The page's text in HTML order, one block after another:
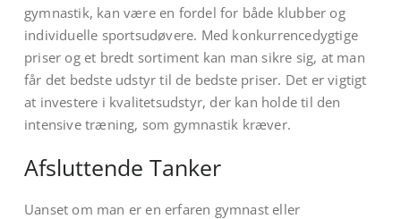
gymnastik, kan være en fordel for både klubber og
individuelle sportsudøvere. Med konkurrencedygtige
priser og et bredt sortiment kan man sikre sig, at man
får det bedste udstyr til de bedste priser. Det er vigtigt
at investere i kvalitetsudstyr, der kan holde til den
intensive træning, som gymnastik kræver.
Afsluttende Tanker
Uanset om man er en erfaren gymnast eller